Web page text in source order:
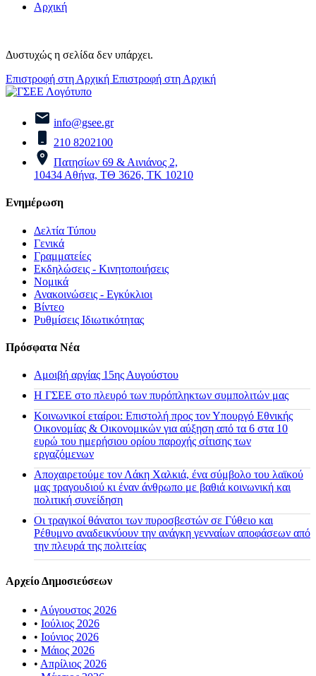
Αρχική
Δυστυχώς η σελίδα δεν υπάρχει.
Επιστροφή στη Αρχική Επιστροφή στη Αρχική
info@gsee.gr
210 8202100
Πατησίων 69 & Αινιάνος 2,
10434 Αθήνα, ΤΘ 3626, ΤΚ 10210
Ενημέρωση
Δελτία Τύπου
Γενικά
Γραμματείες
Εκδηλώσεις - Κινητοποιήσεις
Νομικά
Ανακοινώσεις - Εγκύκλιοι
Βίντεο
Ρυθμίσεις Ιδιωτικότητας
Πρόσφατα Νέα
Αμοιβή αργίας 15ης Αυγούστου
H ΓΣΕΕ στο πλευρό των πυρόπληκτων συμπολιτών μας
Κοινωνικοί εταίροι: Επιστολή προς τον Υπουργό Εθνικής
Οικονομίας & Οικονομικών για αύξηση από τα 6 στα 10
ευρώ του ημερήσιου ορίου παροχής σίτισης των
εργαζόμενων
Αποχαιρετούμε τον Λάκη Χαλκιά, ένα σύμβολο του λαϊκού
μας τραγουδιού κι έναν άνθρωπο με βαθιά κοινωνική και
πολιτική συνείδηση
Οι τραγικοί θάνατοι των πυροσβεστών σε Γύθειο και
Ρέθυμνο αναδεικνύουν την ανάγκη γενναίων αποφάσεων από
την πλευρά της πολιτείας
Αρχείο Δημοσιεύσεων
• Αύγουστος 2026
• Ιούλιος 2026
• Ιούνιος 2026
• Μάιος 2026
• Απρίλιος 2026